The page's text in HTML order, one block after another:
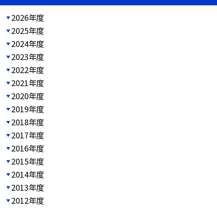
2026年度
2025年度
2024年度
2023年度
2022年度
2021年度
2020年度
2019年度
2018年度
2017年度
2016年度
2015年度
2014年度
2013年度
2012年度